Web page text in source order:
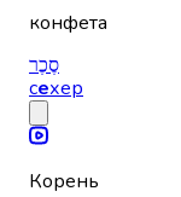
конфета
סֶכֶר
сехер
Корень